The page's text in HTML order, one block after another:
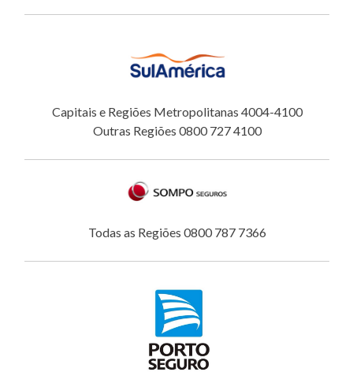
Capitais e Regiões Metropolitanas 4004-4100
Outras Regiões 0800 727 4100
Todas as Regiões 0800 787 7366